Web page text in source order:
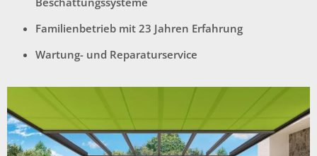
Familienbetrieb mit 23 Jahren Erfahrung
Wartung- und Reparaturservice